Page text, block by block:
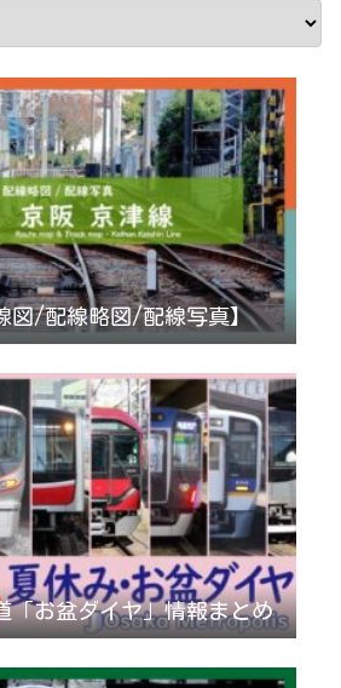
図/配線略図/配線写真】
「お盆ダイヤ」情報まとめ